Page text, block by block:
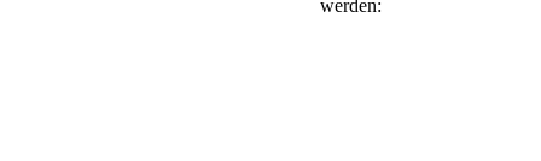
werden: